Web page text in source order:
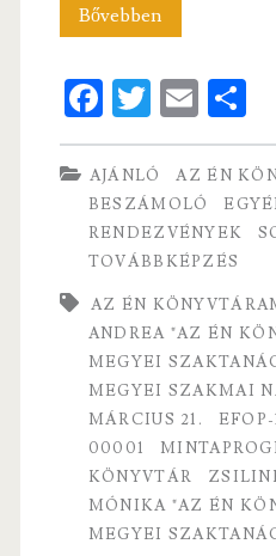
BővebbenAz
könyvtáram
–
Csongrád
megyei
workshop
Fa
ce
b
o
o
k
T
w
itt
er
E
m
ai
l
S
re
AJÁNLÓ
AZ ÉN
BESZÁMOLÓ
RENDEZVÉNYEK
TOVÁBBKÉPZÉS
AZ ÉN
ANDREA "AZ ÉN
MEGYEI
MEGYEI SZAKMAI
MÁRCIUS 21.
00001
KÖNYVTÁR
MÓNIKA "AZ ÉN
MEGYEI